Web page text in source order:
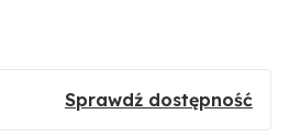
Sprawdź dostępność